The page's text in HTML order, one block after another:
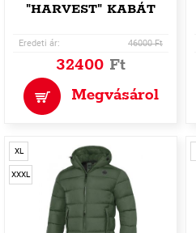
"HARVEST" KABÁT
Eredeti ár: 46000 Ft
32400 Ft
Megvásárol
XL
XXXL